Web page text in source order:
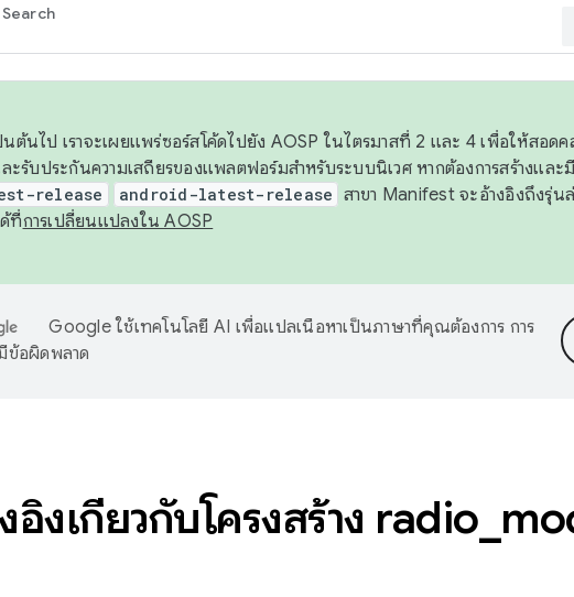
ต้นไป เราจะเผยแพร่ซอร์สโค้ดไปยัง AOSP ในไตรมาสที่ 2 และ 4 เพื่อให้สอด
ะรับประกันความเสถียรของแพลตฟอร์มสำหรับระบบนิเวศ หากต้องการสร้างและ
release android-latest-release สาขา Manifest จะอ้างอิงถึงรุ่
ที่การเปลี่ยนแปลงใน AOSP
Google ใช้เทคโนโลยี AI เพื่อแปลเนื้อหาเป็นภาษาที่คุณต้องการ การ
ข้อผิดพลาด
อิงเกี่ยวกับโครงสร้าง radio